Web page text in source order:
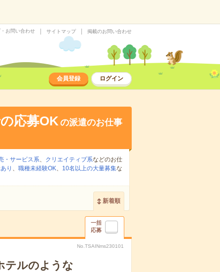
お問い合わせ サイトマップ 掲載のお問い合わせ
会員登録 ログイン
応募OKの派遣のお仕事
・サービス系、 クリエイティブ系などのお仕
り 、 職種未経験OK、 10名以上の大量募集な
新着順
一括
応募
No.TSAINms230101
テルのような